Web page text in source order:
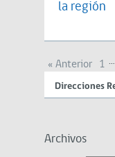
la región
« Anterior 1 …
Direcciones
Archivos